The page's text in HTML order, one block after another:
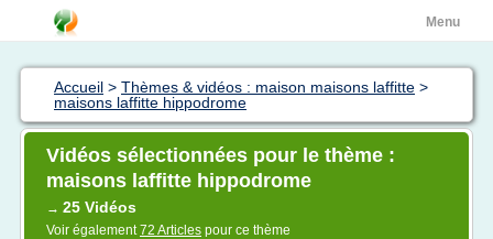
Menu
Accueil > Thèmes & vidéos : maison maisons laffitte >
maisons laffitte hippodrome
Vidéos sélectionnées pour le thème :
maisons laffitte hippodrome
→ 25 Vidéos
Voir également72 Articles pour ce thème